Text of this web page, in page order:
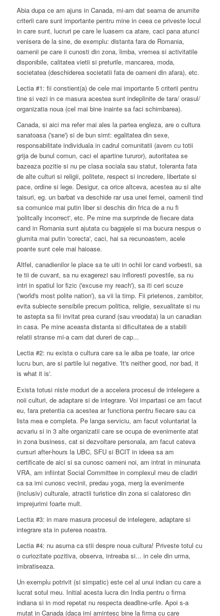
Abia dupa ce am ajuns in Canada, mi-am dat seama de anumite
criterii care sunt importante pentru mine in ceea ce priveste locul
in care sunt, lucruri pe care le luasem ca atare, caci pana atunci
venisera de la sine, de exemplu: distanta fara de Romania,
oamenii pe care ii cunosti din zona, limba, vremea si activitatile
disponibile, calitatea vietii si preturile, mancarea, moda,
societatea (deschiderea societatii fata de oameni din afara), etc.
Lectia #1: fii constient(a) de cele mai importante 5 criterii pentru
tine si vezi in ce masura acestea sunt indeplinite de tara/ orasul/
organizatia noua (cel mai bine inainte sa faci schimbarea).
Canada, si aici ma refer mai ales la partea engleza, are o cultura
sanatoasa ('sane') si de bun simt: egalitatea din sexe,
responsabilitate individuala in cadrul comunitatii (avem cu totii
grija de bunul comun, caci el apartine tururor), autoritatea se
bazeaza pozitie si nu pe clasa sociala sau statut, toleranta fata
de alte culturi si religii, politete, respect si incredere, libertate si
pace, ordine si lege. Desigur, ca orice altceva, acestea au si alte
taisuri, eg. un barbat va deschide rar usa unei femei, oamenii tind
sa comunice mai putin liber si deschis din frica de a nu fi
'politcally incorrect', etc. Pe mine ma surprinde de fiecare data
cand in Romania sunt ajutata cu bagajele si ma bucura nespus o
glumita mai putin 'corecta', caci, hai sa recunoastem, acele
poante sunt cele mai haioase.
Altfel, canadienilor le place sa te uiti in ochii lor cand vorbesti, sa
te tii de cuvant, sa nu exagerezi sau infloresti povestile, sa nu
intri in spatiul lor fizic ('excuse my reach'), sa iti ceri scuze
('world's most polite nation'), sa vii la timp. Fii prietenos, zambitor,
evita subiecte sensibile precum politica, religie, sexualitate si nu
te astepta sa fii invitat prea curand (sau vreodata) la un canadian
in casa. Pe mine aceasta distanta si dificultatea de a stabili
relatii stranse mi-a cam dat dureri de cap...
Lectia #2: nu exista o cultura care sa le aiba pe toate, iar orice
lucru bun, are si partile lui negative. 'It's neither good, nor bad, it
is what it is'.
Exista totusi niste moduri de a accelera procesul de intelegere a
noii culturi, de adaptare si de integrare. Voi impartasi ce am facut
eu, fara pretentia ca acestea ar functiona pentru fiecare sau ca
lista mea e completa. Pe langa serviciu, am facut voluntariat la
acvariu si in 3 alte organizatii care se ocupa de evenimente atat
in zona business, cat si dezvoltare personala, am facut cateva
cursuri after-hours la UBC, SFU si BCIT in ideea sa am
certificate de aici si sa cunosc oameni noi, am intrat in minunata
VRA, am infiintat Social Committee in complexul meu de cladiri
ca sa imi cunosc vecinii, predau yoga, merg la evenimente
(inclusiv) culturale, atractii turistice din zona si calatoresc din
imprejurimi foarte mult.
Lectia #3: in mare masura procesul de intelegere, adaptare si
integrare sta in puterea noastra.
Lectia #4: nu asuma ca stii despre noua cultura! Priveste totul cu
o curiozitate pozitiva, observa, intreaba si... in cele din urma,
imbratiseaza.
Un exemplu potrivit (si simpatic) este cel al unui indian cu care a
lucrat sotul meu. Initial acesta lucra din India pentru o firma
indiana si in mod repetat nu respecta deadline-urile. Apoi s-a
mutat in Canada (daca imi amintesc bine la firma cu care